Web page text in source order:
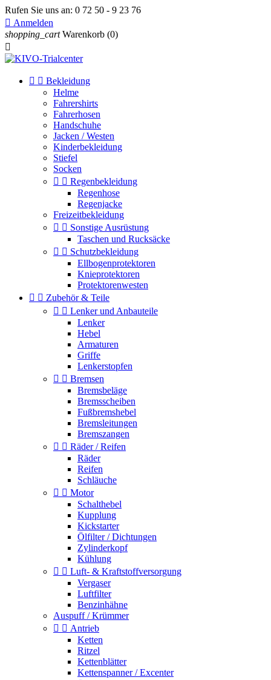
Rufen Sie uns an: 0 72 50 - 9 23 76
 Anmelden
shopping_cart Warenkorb (0)

  Bekleidung
Helme
Fahrershirts
Fahrerhosen
Handschuhe
Jacken / Westen
Kinderbekleidung
Stiefel
Socken
  Regenbekleidung
Regenhose
Regenjacke
Freizeitbekleidung
  Sonstige Ausrüstung
Taschen und Rucksäcke
  Schutzbekleidung
Ellbogenprotektoren
Knieprotektoren
Protektorenwesten
  Zubehör & Teile
  Lenker und Anbauteile
Lenker
Hebel
Armaturen
Griffe
Lenkerstopfen
  Bremsen
Bremsbeläge
Bremsscheiben
Fußbremshebel
Bremsleitungen
Bremszangen
  Räder / Reifen
Räder
Reifen
Schläuche
  Motor
Schalthebel
Kupplung
Kickstarter
Ölfilter / Dichtungen
Zylinderkopf
Kühlung
  Luft- & Kraftstoffversorgung
Vergaser
Luftfilter
Benzinhähne
Auspuff / Krümmer
  Antrieb
Ketten
Ritzel
Kettenblätter
Kettenspanner / Excenter